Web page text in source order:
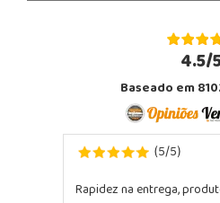
4.5/
Baseado em
Excelente
(5 /5)
Rapidez na entrega,